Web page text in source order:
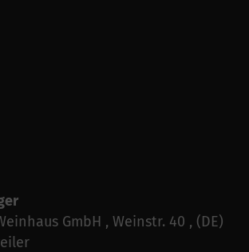
GmbH , Weinstr. 40 , (DE)